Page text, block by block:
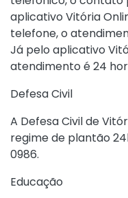
aplicativo Vitória
telefone, o
Já pelo aplicativo
atendimento é 24
Defesa Civil
A Defesa Civil de
regime de plantão
0986.
Educação